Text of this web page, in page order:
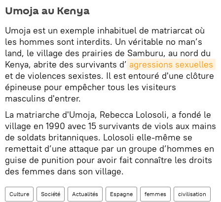
Umoja au Kenya
Umoja est un exemple inhabituel de matriarcat où
les hommes sont interdits. Un véritable no man’s
land, le village des prairies de Samburu, au nord du
Kenya, abrite des survivants d’ agressions sexuelles
et de violences sexistes. Il est entouré d'une clôture
épineuse pour empêcher tous les visiteurs
masculins d'entrer.
La matriarche d'Umoja, Rebecca Lolosoli, a fondé le
village en 1990 avec 15 survivants de viols aux mains
de soldats britanniques. Lolosoli elle-même se
remettait d’une attaque par un groupe d’hommes en
guise de punition pour avoir fait connaître les droits
des femmes dans son village.
Culture Société Actualités Espagne femmes civilisation